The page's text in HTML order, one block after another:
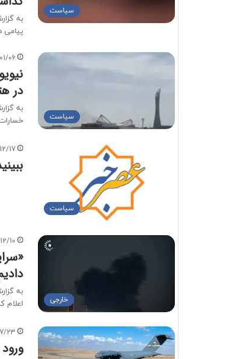
سیاست
به
سیاست
06
در
به
سیاست
17
خارجی
10
به
اعلام
23